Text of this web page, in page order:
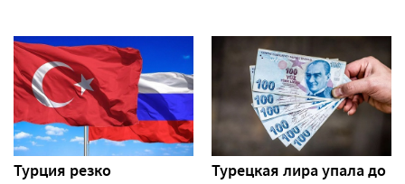
Турция резко
Турецкая лира упала до